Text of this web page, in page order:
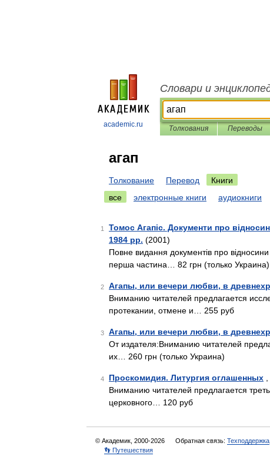
academic.ru
Словари и
Толкования Переводы
агап
Толкование Перевод
Книги
все
электронные книги аудиокниги
1
Томос Агапіс. Документи про
1984 pp. (2001)
Повне видання документів про
перша частина… 82 грн (только Украина)
2 Агапы, или вечери любви, в
Вниманию читателей предлагается
протекании, отмене и… 255 руб
3 Агапы, или вечери любви, в
От издателя:Вниманию читателей
их… 260 грн (только Украина)
4 Проскомидия. Литургия оглашенных
Вниманию читателей предлагается
церковного… 120 руб
© Академик, 2000-2026 Обратная связь: Техподдержка
👣 Путешествия